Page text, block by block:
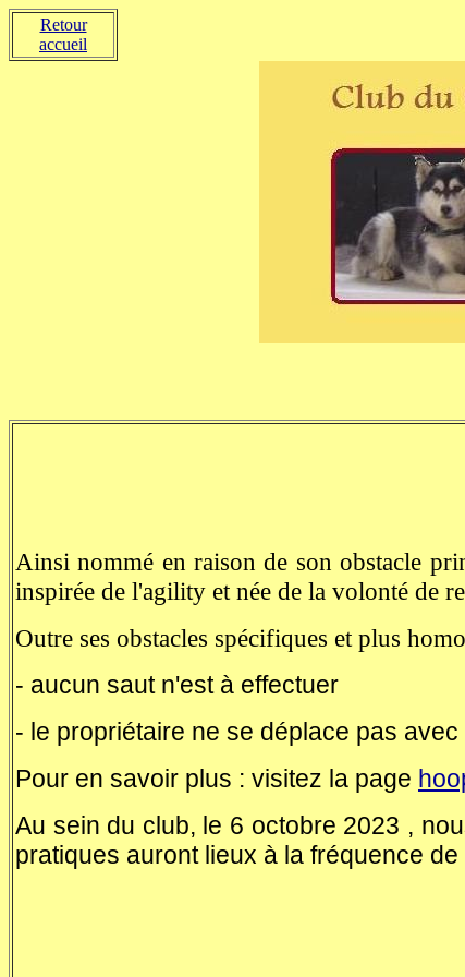
Retour
accueil
Ainsi nommé en raison de son obstacle
inspirée de l'agility et née de la volonté de
Outre ses obstacles spécifiques et plus
- aucun saut n'est à effectuer
- le propriétaire ne se déplace pas
Pour en savoir plus : visitez la page
Au sein du club, le 6 octobre 2023 ,
pratiques auront lieux à la fréquence de